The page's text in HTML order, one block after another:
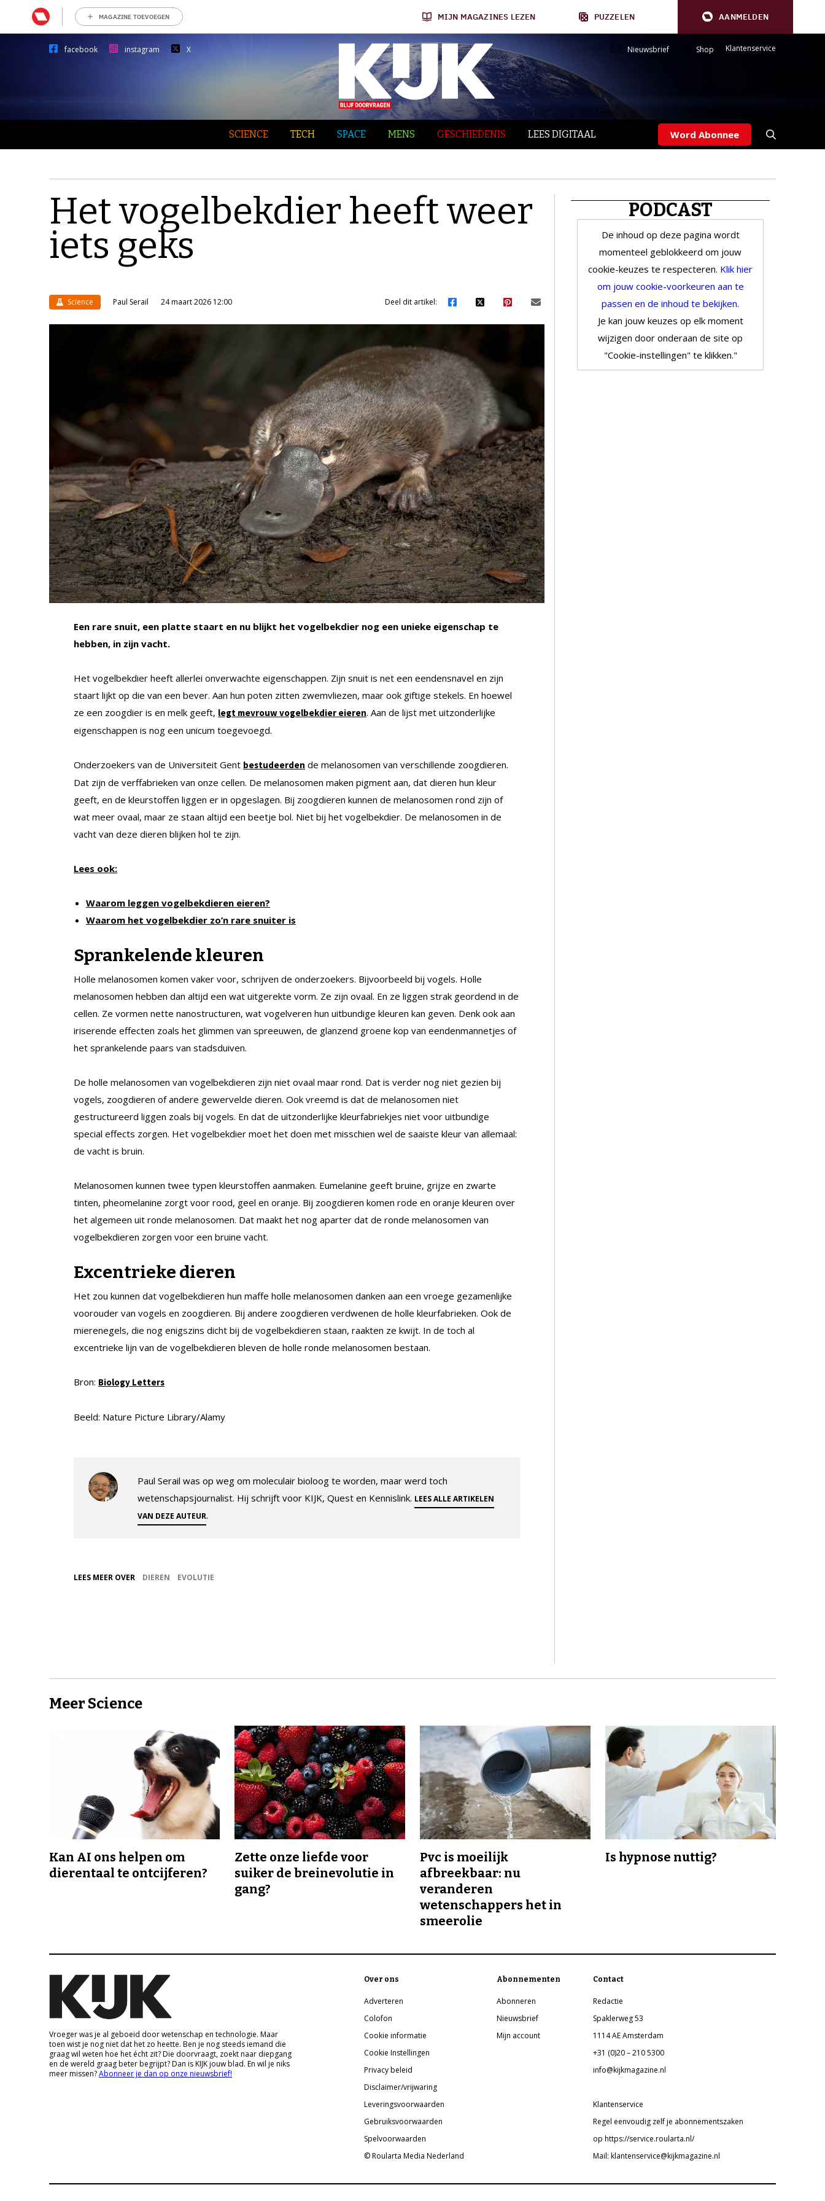
MAGAZINE TOEVOEGEN MIJN MAGAZINES LEZEN PUZZELEN AANMELDEN
facebook instagram X Nieuwsbrief Shop Klantenservice
SCIENCE TECH SPACE MENS GESCHIEDENIS LEES DIGITAAL Word Abonnee
Het vogelbekdier heeft weer
iets geks
Science Paul Serail 24 maart 2026 12:00 Deel dit artikel:
Een rare snuit, een platte staart en nu blijkt het vogelbekdier nog een unieke eigenschap te
hebben, in zijn vacht.
Het vogelbekdier heeft allerlei onverwachte eigenschappen. Zijn snuit is net een eendensnavel en zijn
staart lijkt op die van een bever. Aan hun poten zitten zwemvliezen, maar ook giftige stekels. En hoewel
ze een zoogdier is en melk geeft, legt mevrouw vogelbekdier eieren. Aan de lijst met uitzonderlijke
eigenschappen is nog een unicum toegevoegd.
Onderzoekers van de Universiteit Gent bestudeerden de melanosomen van verschillende zoogdieren.
Dat zijn de verffabrieken van onze cellen. De melanosomen maken pigment aan, dat dieren hun kleur
geeft, en de kleurstoffen liggen er in opgeslagen. Bij zoogdieren kunnen de melanosomen rond zijn of
wat meer ovaal, maar ze staan altijd een beetje bol. Niet bij het vogelbekdier. De melanosomen in de
vacht van deze dieren blijken hol te zijn.
Lees ook:
Waarom leggen vogelbekdieren eieren?
Waarom het vogelbekdier zo’n rare snuiter is
Sprankelende kleuren
Holle melanosomen komen vaker voor, schrijven de onderzoekers. Bijvoorbeeld bij vogels. Holle
melanosomen hebben dan altijd een wat uitgerekte vorm. Ze zijn ovaal. En ze liggen strak geordend in de
cellen. Ze vormen nette nanostructuren, wat vogelveren hun uitbundige kleuren kan geven. Denk ook aan
iriserende effecten zoals het glimmen van spreeuwen, de glanzend groene kop van eendenmannetjes of
het sprankelende paars van stadsduiven.
De holle melanosomen van vogelbekdieren zijn niet ovaal maar rond. Dat is verder nog niet gezien bij
vogels, zoogdieren of andere gewervelde dieren. Ook vreemd is dat de melanosomen niet
gestructureerd liggen zoals bij vogels. En dat de uitzonderlijke kleurfabriekjes niet voor uitbundige
special effects zorgen. Het vogelbekdier moet het doen met misschien wel de saaiste kleur van allemaal:
de vacht is bruin.
Melanosomen kunnen twee typen kleurstoffen aanmaken. Eumelanine geeft bruine, grijze en zwarte
tinten, pheomelanine zorgt voor rood, geel en oranje. Bij zoogdieren komen rode en oranje kleuren over
het algemeen uit ronde melanosomen. Dat maakt het nog aparter dat de ronde melanosomen van
vogelbekdieren zorgen voor een bruine vacht.
Excentrieke dieren
Het zou kunnen dat vogelbekdieren hun maffe holle melanosomen danken aan een vroege gezamenlijke
voorouder van vogels en zoogdieren. Bij andere zoogdieren verdwenen de holle kleurfabrieken. Ook de
mierenegels, die nog enigszins dicht bij de vogelbekdieren staan, raakten ze kwijt. In de toch al
excentrieke lijn van de vogelbekdieren bleven de holle ronde melanosomen bestaan.
Bron: Biology Letters
Beeld: Nature Picture Library/Alamy
Paul Serail was op weg om moleculair bioloog te worden, maar werd toch
wetenschapsjournalist. Hij schrijft voor KIJK, Quest en Kennislink. LEES ALLE ARTIKELEN
VAN DEZE AUTEUR.
LEES MEER OVER DIEREN EVOLUTIE
PODCAST
De inhoud op deze pagina wordt
momenteel geblokkeerd om jouw
cookie-keuzes te respecteren. Klik hier
om jouw cookie-voorkeuren aan te
passen en de inhoud te bekijken.
Je kan jouw keuzes op elk moment
wijzigen door onderaan de site op
"Cookie-instellingen" te klikken."
Meer Science
Kan AI ons helpen om
dierentaal te ontcijferen?
Zette onze liefde voor
suiker de breinevolutie in
gang?
Pvc is moeilijk
afbreekbaar: nu
veranderen
wetenschappers het in
smeerolie
Is hypnose nuttig?
Vroeger was je al geboeid door wetenschap en technologie. Maar
toen wist je nog niet dat het zo heette. Ben je nog steeds iemand die
graag wil weten hoe het écht zit? Die doorvraagt, zoekt naar diepgang
en de wereld graag beter begrijpt? Dan is KIJK jouw blad. En wil je niks
meer missen?Abonneer je dan op onze nieuwsbrief!
Over ons
Adverteren
Colofon
Cookie informatie
Cookie Instellingen
Privacy beleid
Disclaimer/vrijwaring
Leveringsvoorwaarden
Gebruiksvoorwaarden
Spelvoorwaarden
© Roularta Media Nederland
Abonnementen
Abonneren
Nieuwsbrief
Mijn account
Contact
Redactie
Spaklerweg 53
1114 AE Amsterdam
+31 (0)20 – 210 5300
info@kijkmagazine.nl
Klantenservice
Regel eenvoudig zelf je abonnementszaken
op https://service.roularta.nl/
Mail: klantenservice@kijkmagazine.nl